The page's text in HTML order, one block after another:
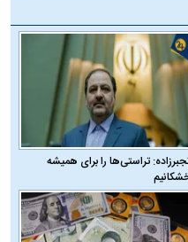
منو
تراستی‌ها را برای همیشه